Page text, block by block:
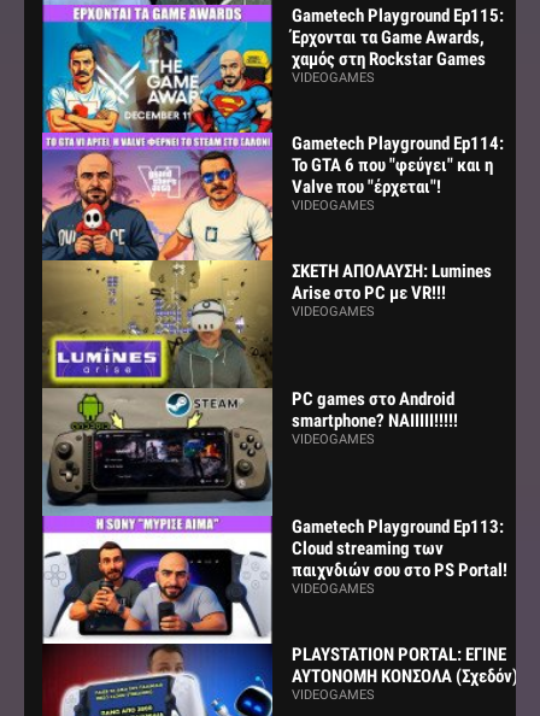
Gametech Playground Ep115:
Έρχονται τα Game Awards,
χαμός στη Rockstar Games
VIDEOGAMES
Gametech Playground Ep114:
Το GTA 6 που "φεύγει" και η
Valve που "έρχεται"!
VIDEOGAMES
ΣΚΕΤΗ ΑΠΟΛΑΥΣΗ: Lumines
Arise στο PC με VR!!!
VIDEOGAMES
PC games στο Android
smartphone? ΝΑΙΙΙΙΙ!!!!!
VIDEOGAMES
Gametech Playground Ep113:
Cloud streaming των
παιχνδιών σου στο PS Portal!
VIDEOGAMES
PLAYSTATION PORTAL: ΕΓΙΝΕ
ΑΥΤΟΝΟΜΗ ΚΟΝΣΟΛΑ (Σχεδόν)
VIDEOGAMES